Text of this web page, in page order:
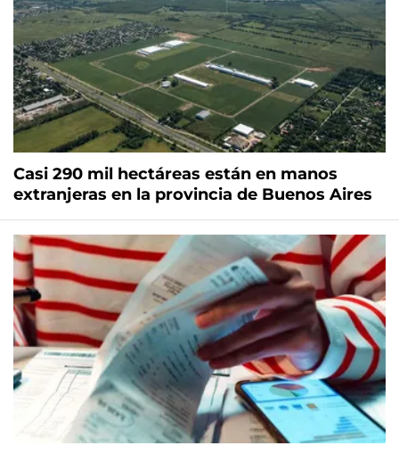
Casi 290 mil hectáreas están en manos
extranjeras en la provincia de Buenos Aires